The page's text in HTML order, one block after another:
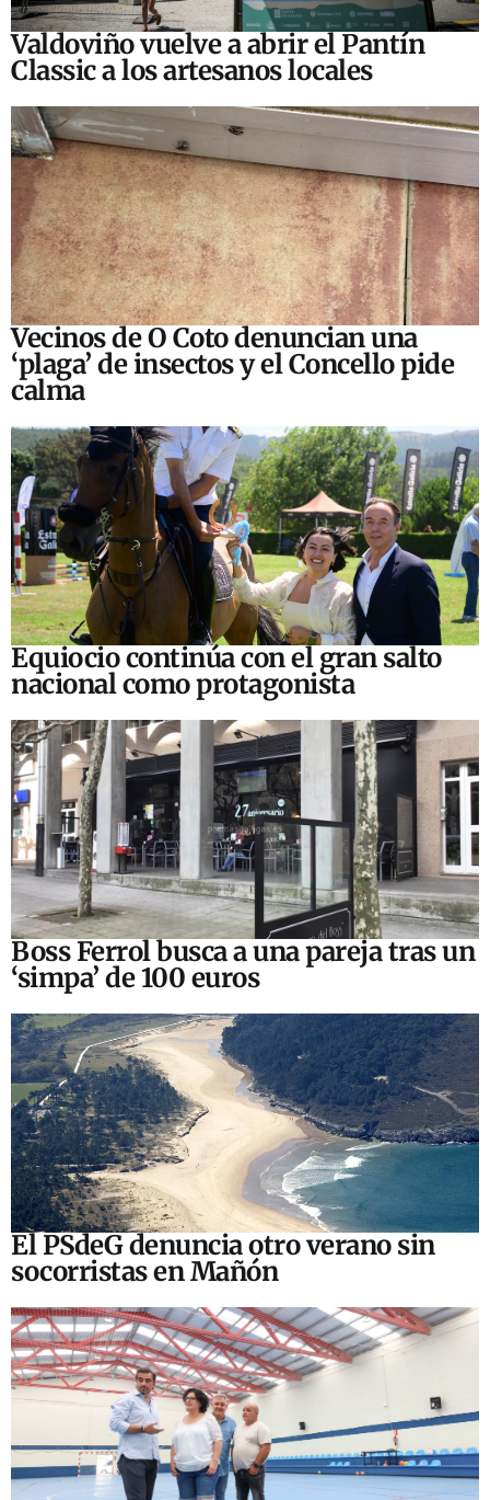
Valdoviño vuelve a abrir el Pantín
Classic a los artesanos locales
Vecinos de O Coto denuncian una
‘plaga’ de insectos y el Concello pide
calma
Equiocio continúa con el gran salto
nacional como protagonista
Boss Ferrol busca a una pareja tras un
‘simpa’ de 100 euros
El PSdeG denuncia otro verano sin
socorristas en Mañón